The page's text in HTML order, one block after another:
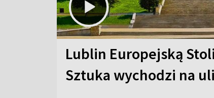
Lublin Europejską
Sztuka wychodzi na